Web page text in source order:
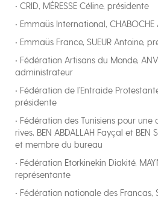
• CRID, MÉRESSE Céline, présidente
• Emmaüs International,
• Emmaüs France, SUEUR Antoine,
• Fédération Artisans du Monde,
administrateur
• Fédération de l’Entraide
présidente
• Fédération des Tunisiens pour
rives, BEN ABDALLAH Fayçal et
et membre du bureau
• Fédération Etorkinekin Diakité,
représentante
• Fédération nationale des Francas,